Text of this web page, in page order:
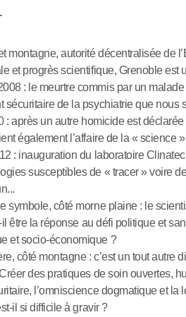
montagne, autorité décentralisée de
et progrès scientifique, Grenoble est
: le meurtre commis par un
sécuritaire de la psychiatrie que nous
: après un autre homicide est
également l’affaire de la « science
: inauguration du laboratoire
susceptibles de « tracer » voire
symbole, côté morne plaine : le
il être la réponse au défi politique et
et socio-économique ?
côté montagne : c’est un tout autre
des pratiques de soin ouvertes,
l’omniscience dogmatique et la
il si difficile à gravir ?